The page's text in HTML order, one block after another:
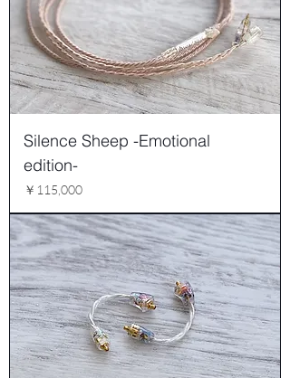
Silence Sheep -Emotional
edition-
価格
￥115,000